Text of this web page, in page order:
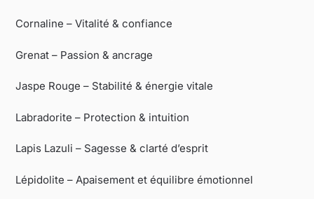
Cornaline – Vitalité & confiance
Grenat – Passion & ancrage
Jaspe Rouge – Stabilité & énergie vitale
Labradorite – Protection & intuition
Lapis Lazuli – Sagesse & clarté d’esprit
Lépidolite – Apaisement et équilibre émotionnel